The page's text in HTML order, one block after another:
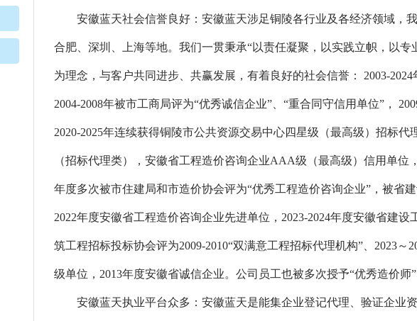
安徽蓝天社会信誉良好：安徽蓝天涉足铜陵各行业及各经济领域，
合肥、深圳、上海等地。我们一贯秉承“以责任凝聚，以实践立帜，以专
为理念，与客户共同进步、共赢发展，有着良好的社会信誉： 2003-2024
2004-2008年被市工商局评为“优秀诚信企业”、 “重合同守信用单位”，
2020-2025年连续获得铜陵市公共资源交易中心四星级（最高级）招标
（招标代理类），安徽省工程造价咨询企业AAA级（最高级）信用单位
年度多次被市住建局和市造价协会评为“优秀工程造价咨询企业”，被省
2022年度安徽省工程造价咨询企业先进单位，2023-2024年度安徽省建
筑工程招标投标协会评为2009-2010“双满意工程招标代理机构”、2023
级单位， 2013年度安徽省诚信企业。公司员工也被多次授予“优秀造价师
安徽蓝天执业平台众多：安徽蓝天是能集企业登记代理、验证企业